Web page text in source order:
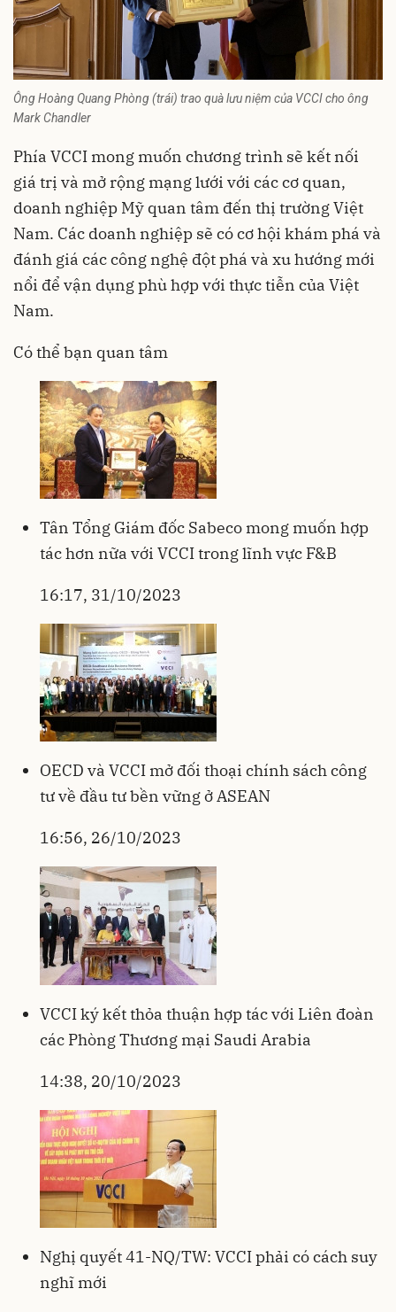
Ông Hoàng Quang Phòng (trái) trao quà lưu niệm của VCCI cho ông
Mark Chandler
Phía VCCI mong muốn chương trình sẽ kết nối
giá trị và mở rộng mạng lưới với các cơ quan,
doanh nghiệp Mỹ quan tâm đến thị trường Việt
Nam. Các doanh nghiệp sẽ có cơ hội khám phá và
đánh giá các công nghệ đột phá và xu hướng mới
nổi để vận dụng phù hợp với thực tiễn của Việt
Nam.
Có thể bạn quan tâm
Tân Tổng Giám đốc Sabeco mong muốn hợp
tác hơn nữa với VCCI trong lĩnh vực F&B
16:17, 31/10/2023
OECD và VCCI mở đối thoại chính sách công
tư về đầu tư bền vững ở ASEAN
16:56, 26/10/2023
VCCI ký kết thỏa thuận hợp tác với Liên đoàn
các Phòng Thương mại Saudi Arabia
14:38, 20/10/2023
Nghị quyết 41-NQ/TW: VCCI phải có cách suy
nghĩ mới